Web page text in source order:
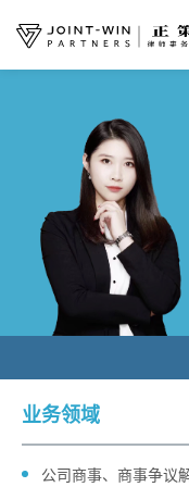
业务领域
公司商事、商事争议